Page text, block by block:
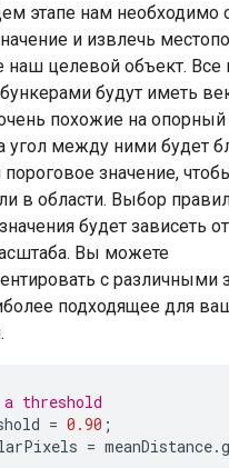
этапе нам необходимо
и извлечь
целевой объект. Все
будут иметь
похожие на опорный
угол между ними будет
значение,
в области. Выбор
будет зависеть
Вы можете
с различными
подходящее для
threshold
= 0.90 ;
= meanDistance.